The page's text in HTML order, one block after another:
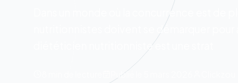
Dans un monde où la concurrence est de
nutritionnistes doivent se démarquer pour
diététicien nutritionniste est une strat